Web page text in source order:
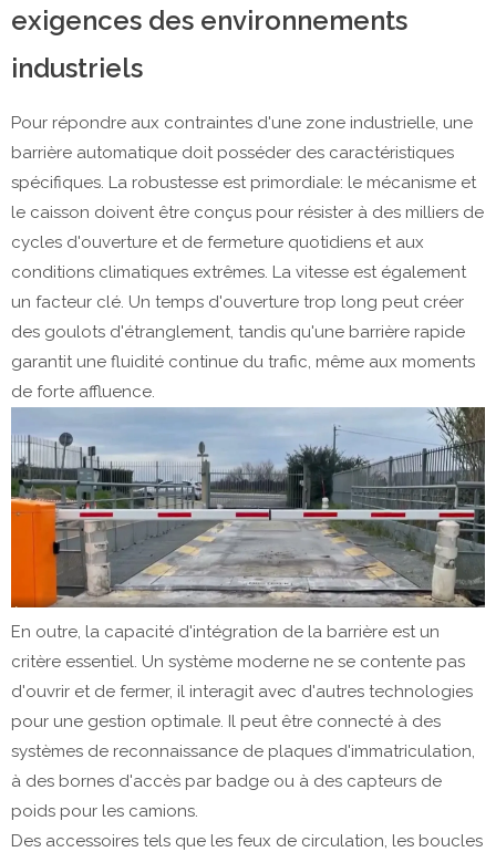
exigences des environnements
industriels
Pour répondre aux contraintes d'une zone industrielle, une
barrière automatique doit posséder des caractéristiques
spécifiques. La robustesse est primordiale: le mécanisme et
le caisson doivent être conçus pour résister à des milliers de
cycles d'ouverture et de fermeture quotidiens et aux
conditions climatiques extrêmes. La vitesse est également
un facteur clé. Un temps d'ouverture trop long peut créer
des goulots d'étranglement, tandis qu'une barrière rapide
garantit une fluidité continue du trafic, même aux moments
de forte affluence.
En outre, la capacité d'intégration de la barrière est un
critère essentiel. Un système moderne ne se contente pas
d'ouvrir et de fermer, il interagit avec d'autres technologies
pour une gestion optimale. Il peut être connecté à des
systèmes de reconnaissance de plaques d'immatriculation,
à des bornes d'accès par badge ou à des capteurs de
poids pour les camions.
Des accessoires tels que les feux de circulation, les boucles